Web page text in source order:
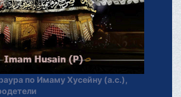
по Имаму Хусейну (а.с.),